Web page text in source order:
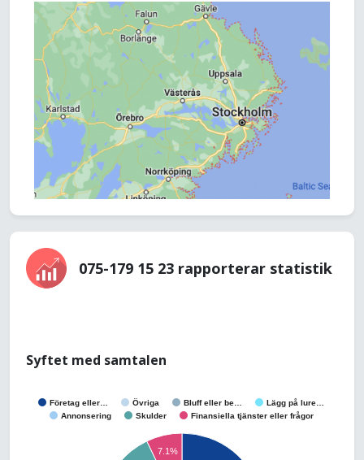
075-179 15 23 rapporterar statistik
Syftet med samtalen
Företag eller… Övriga Bluff eller be…
Lägg på lure…
Annonsering
Skulder Finansiella tjänster eller frågor
7.1%